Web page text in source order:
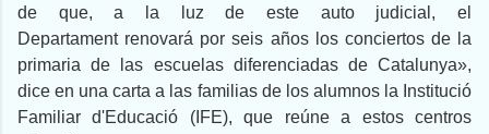
de que, a la luz de este auto judicial, el
Departament renovará por seis años los conciertos de la
primaria de las escuelas diferenciadas de Catalunya»,
dice en una carta a las familias de los alumnos la Institució
Familiar d'Educació (IFE), que reúne a estos centros